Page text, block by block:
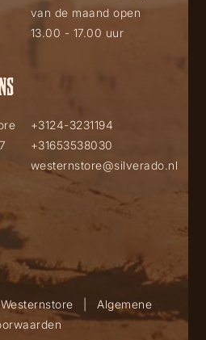
van de maand open
13.00 - 17.00 uur
+3124-3231194
+31653538030
westernstore@silverado.nl
Algemene